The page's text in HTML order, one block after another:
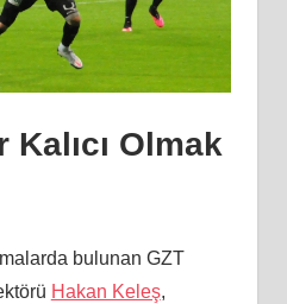
Olmak
bulunan GZT
Hakan Keleş,